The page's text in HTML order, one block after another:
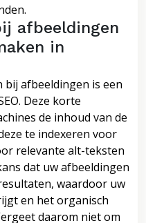
afbeeldingen
in
afbeeldingen is een
Deze korte
de inhoud van de
te indexeren voor
relevante alt-teksten
dat uw afbeeldingen
waardoor uw
en het organisch
daarom niet om